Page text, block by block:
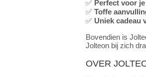
✅ Perfect voor
✅ Toffe
✅ Uniek cadeau
Bovendien is
Jolteon bij zich
OVER